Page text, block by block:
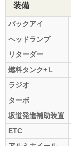
装備
バックアイ
ヘッドランプ
リターダー
燃料タンク+Ｌ
ラジオ
ターボ
坂道発進補助装置
ETC